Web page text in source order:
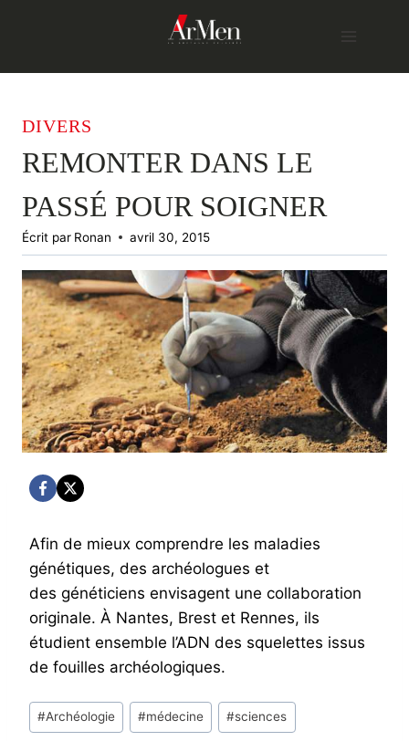
DIVERS
REMONTER DANS LE
PASSÉ POUR SOIGNER
Écrit par Ronan avril 30, 2015
Afin de mieux comprendre les maladies
génétiques, des archéologues et
des généticiens envisagent une collaboration
originale. À Nantes, Brest et Rennes, ils
étudient ensemble l’ADN des squelettes issus
de fouilles archéologiques.
Post
Tags:
#Archéologie #médecine #sciences